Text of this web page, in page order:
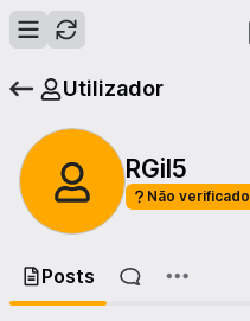
Utilizador
RGil5
Não verificado
Posts